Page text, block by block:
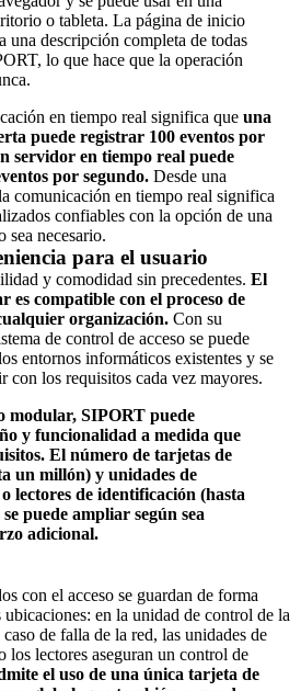
o tableta. La página de inicio
una descripción completa de todas
lo que hace que la operación
en tiempo real significa que una
puede registrar 100 eventos por
servidor en tiempo real puede
por segundo. Desde una
comunicación en tiempo real significa
confiables con la opción de una
sea necesario.
para el usuario
y comodidad sin precedentes. El
es compatible con el proceso de
organización. Con su
de control de acceso se puede
entornos informáticos existentes y se
con los requisitos cada vez mayores.
modular, SIPORT puede
y funcionalidad a medida que
El número de tarjetas de
un millón) y unidades de
lectores de identificación (hasta
puede ampliar según sea
adicional.
con el acceso se guardan de forma
en la unidad de control de la
de falla de la red, las unidades de
los lectores aseguran un control de
el uso de una única tarjeta de